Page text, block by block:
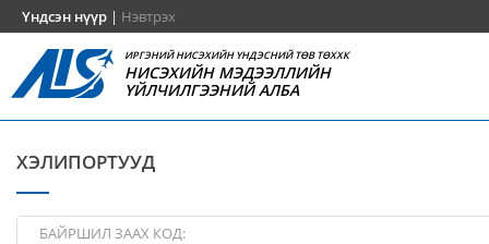
Үндсэн нүүр | Нэвтрэх
ИРГЭНИЙ НИСЭХИЙН ҮНДЭСНИЙ ТӨВ ТӨХХК
НИСЭХИЙН МЭДЭЭЛЛИЙН
ҮЙЛЧИЛГЭЭНИЙ АЛБА
ХЭЛИПОРТУУД
БАЙРШИЛ ЗААХ КОД: